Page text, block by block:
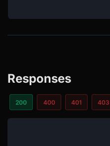
Responses
200 400 401 403